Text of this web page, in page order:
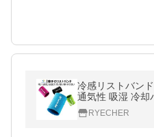
冷感リストバン
通気性 吸湿 冷却
男性 女性 男子
RYECHER